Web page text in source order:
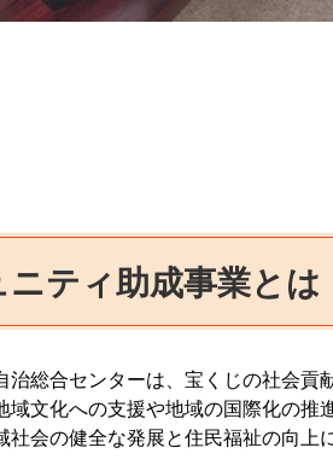
ニティ助成事業とは​
治総合センターは、宝くじの社会
域文化への支援や地域の国際化の
社会の健全な発展と住民福祉の向上